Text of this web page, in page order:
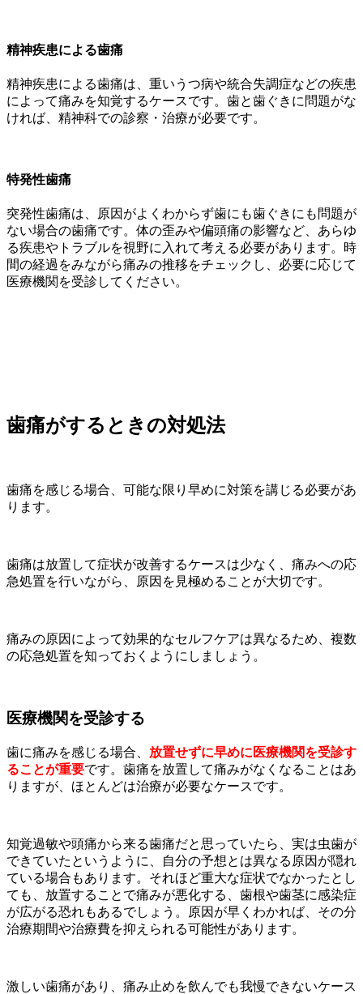
精神疾患による歯痛
精神疾患による歯痛は、重いうつ病や統合失調症などの疾患
によって痛みを知覚するケースです。歯と歯ぐきに問題がな
ければ、精神科での診察・治療が必要です。
特発性歯痛
突発性歯痛は、原因がよくわからず歯にも歯ぐきにも問題が
ない場合の歯痛です。体の歪みや偏頭痛の影響など、あらゆ
る疾患やトラブルを視野に入れて考える必要があります。時
間の経過をみながら痛みの推移をチェックし、必要に応じて
医療機関を受診してください。
歯痛がするときの対処法
歯痛を感じる場合、可能な限り早めに対策を講じる必要があ
ります。
歯痛は放置して症状が改善するケースは少なく、痛みへの応
急処置を行いながら、原因を見極めることが大切です。
痛みの原因によって効果的なセルフケアは異なるため、複数
の応急処置を知っておくようにしましょう。
医療機関を受診する
歯に痛みを感じる場合、 放置せずに早めに医療機関を受診す
ることが重要です。歯痛を放置して痛みがなくなることはあ
りますが、ほとんどは治療が必要なケースです。
知覚過敏や頭痛から来る歯痛だと思っていたら、実は虫歯が
できていたというように、自分の予想とは異なる原因が隠れ
ている場合もあります。それほど重大な症状でなかったとし
ても、放置することで痛みが悪化する、歯根や歯茎に感染症
が広がる恐れもあるでしょう。原因が早くわかれば、その分
治療期間や治療費を抑えられる可能性があります。
激しい歯痛があり、痛み止めを飲んでも我慢できないケース